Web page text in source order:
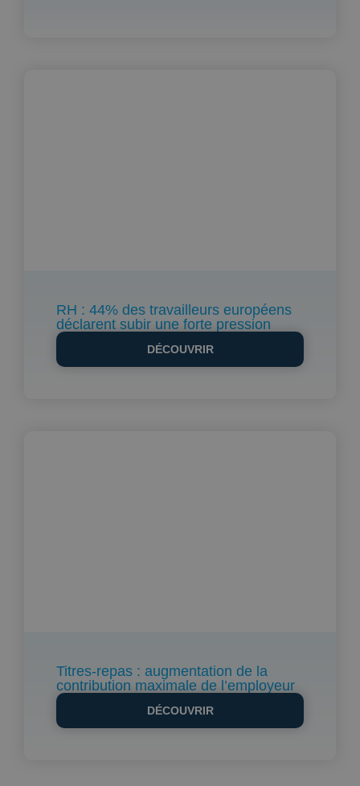
RH : 44% des travailleurs européens
déclarent subir une forte pression
DÉCOUVRIR
Titres-repas : augmentation de la
contribution maximale de l’employeur
DÉCOUVRIR